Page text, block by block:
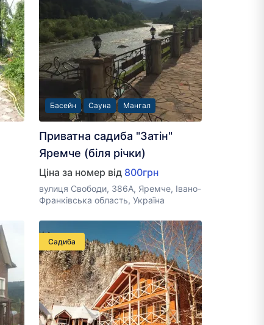
Басейн Сауна Мангал
Приватна садиба "Затін"
Яремче (біля річки)
Ціна за номер від 800грн
вулиця Свободи, 386А, Яремче, Івано-
Франківська область, Україна
Садиба